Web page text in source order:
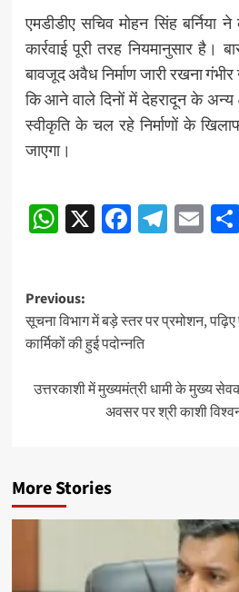
एमडीडीए सचिव मोहन सिंह
कार्रवाई पूरी तरह नियमानुसार है।
बावजूद अवैध निर्माण जारी रखना
कि आने वाले दिनों में देहरादून के अन्य
स्वीकृति के चल रहे निर्माणों के
जाएगा।
Post
navigation
WhatsApp
X Facebook
Post
navigation
Previous:
सूचना विभाग में बड़े स्तर पर प्रमोशन,
कार्मिकों की हुई पदोन्नति
उत्तरकाशी में मुख्यमंत्री धामी के मुख्य
अवसर पर श्री काशी
More Stories